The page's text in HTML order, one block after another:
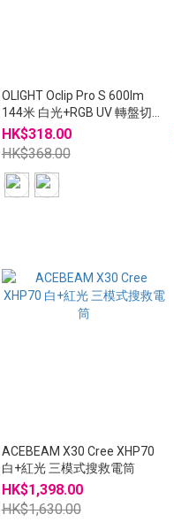
OLIGHT Oclip Pro S 600lm
144米 白光+RGB UV 轉盤切換
便攜 應急照明 夾燈
HK$318.00
HK$368.00
ACEBEAM X30 Cree XHP70
白+紅光 三模式搜救電筒
HK$1,398.00
HK$1,630.00